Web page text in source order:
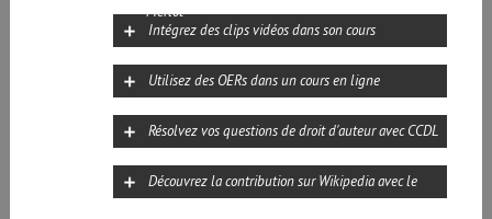
Merlot
Intégrez des clips vidéos dans son cours
Utilisez des OERs dans un cours en ligne
Résolvez vos questions de droit d'auteur avec CCDL
Découvrez la contribution sur Wikipedia avec le